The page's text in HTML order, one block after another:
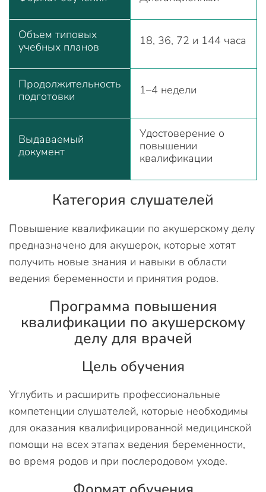
Объем типовых
учебных планов
18, 36, 72 и 144 часа
Продолжительность
подготовки
1–4 недели
Выдаваемый
документ
Удостоверение о
повышении
квалификации
Категория слушателей
Повышение квалификации по акушерскому делу
предназначено для акушерок, которые хотят
получить новые знания и навыки в области
ведения беременности и принятия родов.
Программа повышения
квалификации по акушерскому
делу для врачей
Цель обучения
Углубить и расширить профессиональные
компетенции слушателей, которые необходимы
для оказания квалифицированной медицинской
помощи на всех этапах ведения беременности,
во время родов и при послеродовом уходе.